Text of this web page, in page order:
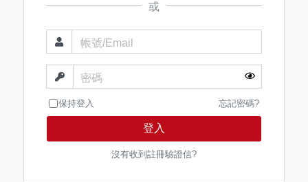
或
帳號/Email
密碼
保持登入 忘記密碼?
登入
沒有收到註冊驗證信?